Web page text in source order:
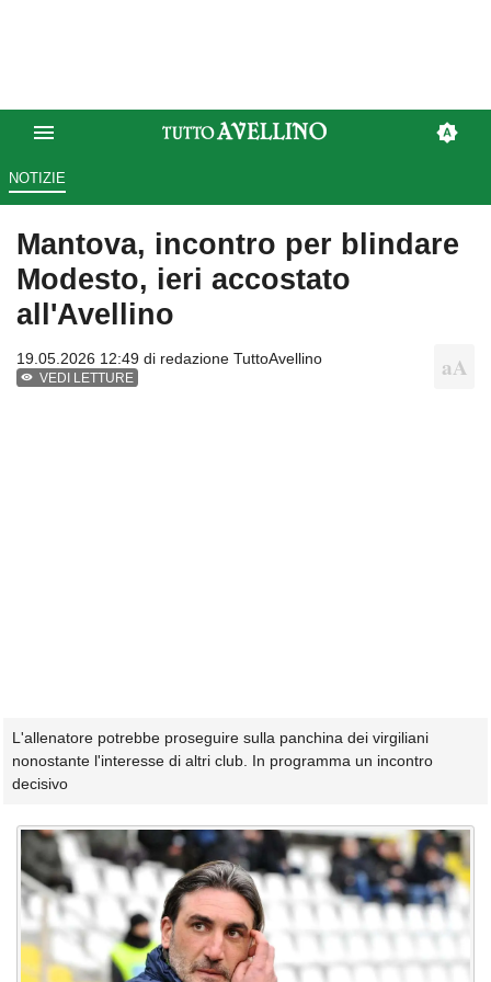
NOTIZIE
Mantova, incontro per blindare
Modesto, ieri accostato
all'Avellino
19.05.2026 12:49 di redazione TuttoAvellino
VEDI LETTURE
L'allenatore potrebbe proseguire sulla panchina dei virgiliani
nonostante l'interesse di altri club. In programma un incontro
decisivo